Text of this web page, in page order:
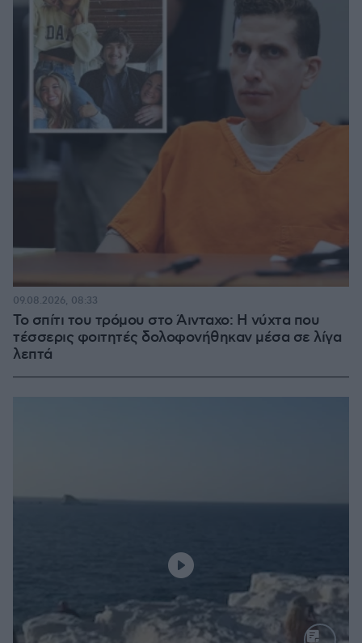
Το σπίτι του τρόμου στο Άινταχο: Η νύχτα που
τέσσερις φοιτητές δολοφονήθηκαν μέσα σε λίγα
λεπτά
09.08.2026, 08:33